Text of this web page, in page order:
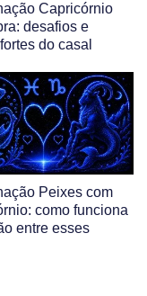
Capricórnio
desafios e
do casal
Peixes com
como funciona
entre esses